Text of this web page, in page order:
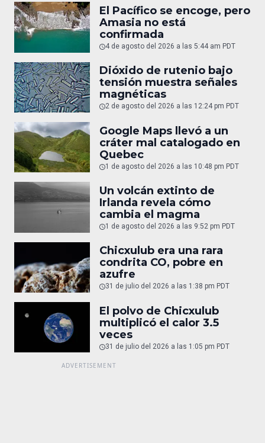
El Pacífico se encoge, pero
Amasia no está
confirmada
4 de agosto del 2026 a las 5:44 am PDT
Dióxido de rutenio bajo
tensión muestra señales
magnéticas
2 de agosto del 2026 a las 12:24 pm PDT
Google Maps llevó a un
cráter mal catalogado en
Quebec
1 de agosto del 2026 a las 10:48 pm PDT
Un volcán extinto de
Irlanda revela cómo
cambia el magma
1 de agosto del 2026 a las 9:52 pm PDT
Chicxulub era una rara
condrita CO, pobre en
azufre
31 de julio del 2026 a las 1:38 pm PDT
El polvo de Chicxulub
multiplicó el calor 3.5
veces
31 de julio del 2026 a las 1:05 pm PDT